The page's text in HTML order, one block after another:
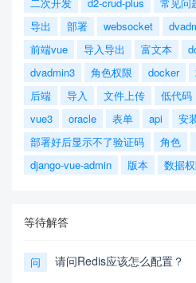
导出
部署 websocket
前端vue
导入导出 富文本
dvadmin3
角色权限 docker
后端
导入 文件上传 低代码
vue3
oracle 表单 api 安
部署好后显示不了验证码
角色
django-vue-admin
版本 数据
等待解答
问 请问Redis应该怎么配置？